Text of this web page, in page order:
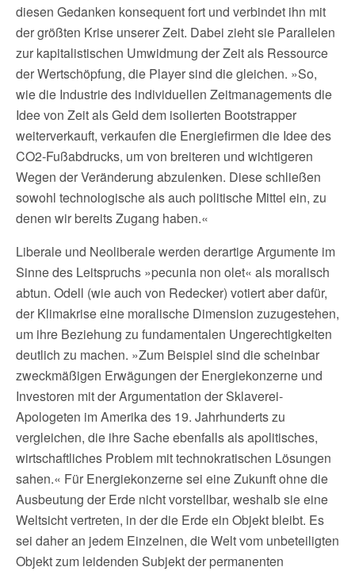
diesen Gedanken konsequent fort und verbindet ihn mit
der größten Krise unserer Zeit. Dabei zieht sie Parallelen
zur kapitalistischen Umwidmung der Zeit als Ressource
der Wertschöpfung, die Player sind die gleichen. »So,
wie die Industrie des individuellen Zeitmanagements die
Idee von Zeit als Geld dem isolierten Bootstrapper
weiterverkauft, verkaufen die Energiefirmen die Idee des
CO2-Fußabdrucks, um von breiteren und wichtigeren
Wegen der Veränderung abzulenken. Diese schließen
sowohl technologische als auch politische Mittel ein, zu
denen wir bereits Zugang haben.«
Liberale und Neoliberale werden derartige Argumente im
Sinne des Leitspruchs »pecunia non olet« als moralisch
abtun. Odell (wie auch von Redecker) votiert aber dafür,
der Klimakrise eine moralische Dimension zuzugestehen,
um ihre Beziehung zu fundamentalen Ungerechtigkeiten
deutlich zu machen. »Zum Beispiel sind die scheinbar
zweckmäßigen Erwägungen der Energiekonzerne und
Investoren mit der Argumentation der Sklaverei-
Apologeten im Amerika des 19. Jahrhunderts zu
vergleichen, die ihre Sache ebenfalls als apolitisches,
wirtschaftliches Problem mit technokratischen Lösungen
sahen.« Für Energiekonzerne sei eine Zukunft ohne die
Ausbeutung der Erde nicht vorstellbar, weshalb sie eine
Weltsicht vertreten, in der die Erde ein Objekt bleibt. Es
sei daher an jedem Einzelnen, die Welt vom unbeteiligten
Objekt zum leidenden Subjekt der permanenten